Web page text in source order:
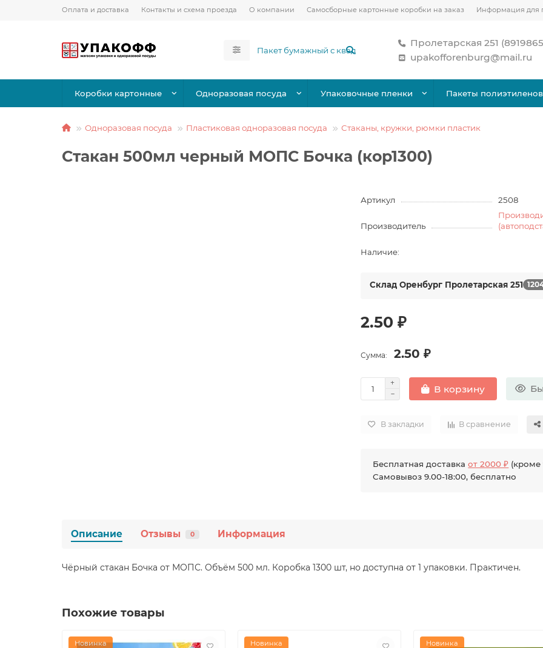
Оплата и доставка Контакты и схема проезда О компании Самосборные картонные коробки на заказ Информация для
Пролетарская 251
upakofforenburg@mail.ru
Коробки картонные Одноразовая посуда Упаковочные пленки Пакеты
Одноразовая посуда Пластиковая одноразовая посуда Стаканы, кружки, рюмки пластик
Стакан 500мл черный МОПС Бочка (кор1300)
Артикул 2508
Производитель
Наличие:
Склад Оренбург Пролетарская 251
2.50 ₽
Сумма: 2.50 ₽
В корзину
В закладки В сравнение
Бесплатная доставкаот 2000 ₽ (кроме
Самовывоз 9.00-18:00, бесплатно
Описание Отзывы 0 Информация
Чёрный стакан Бочка от МОПС. Объём 500 мл. Коробка 1300 шт, но доступна от 1 упаковки. Практичен.
Похожие товары
Новинка Новинка Новинка